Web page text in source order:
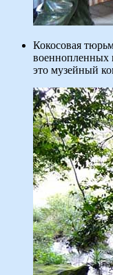
Кокосовая
военнопленных
это музейный